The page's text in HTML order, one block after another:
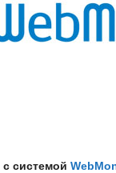
с системой